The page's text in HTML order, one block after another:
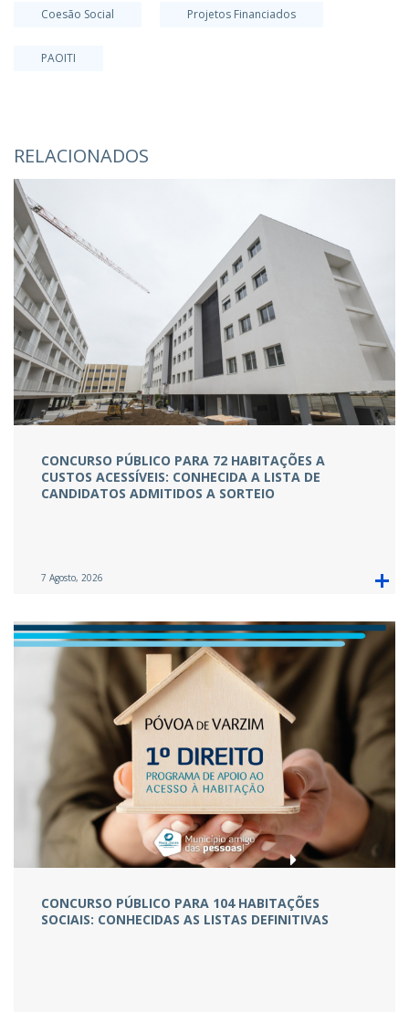
Coesão Social Projetos Financiados
PAOITI
RELACIONADOS
CONCURSO PÚBLICO PARA 72 HABITAÇÕES A
CUSTOS ACESSÍVEIS: CONHECIDA A LISTA DE
CANDIDATOS ADMITIDOS A SORTEIO
7 Agosto, 2026
CONCURSO PÚBLICO PARA 104 HABITAÇÕES
SOCIAIS: CONHECIDAS AS LISTAS DEFINITIVAS